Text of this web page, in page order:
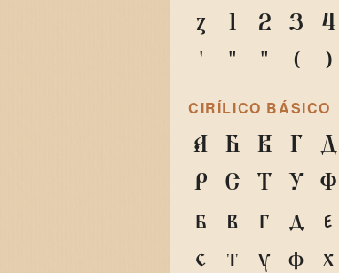
z
1 2 3 4
'
" " ( )
CIRÍLICO BÁSICO
А Б В Г Д
Р
С Т У Ф
б
в г д е
с
т у ф х